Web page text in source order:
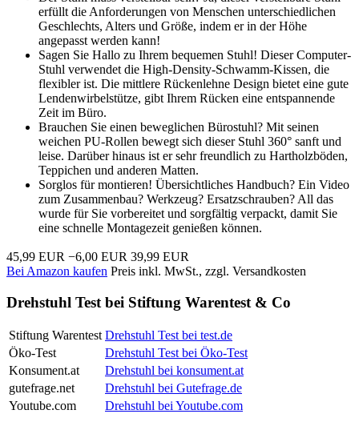
erfüllt die Anforderungen von Menschen unterschiedlichen
Geschlechts, Alters und Größe, indem er in der Höhe
angepasst werden kann!
Sagen Sie Hallo zu Ihrem bequemen Stuhl! Dieser Computer-
Stuhl verwendet die High-Density-Schwamm-Kissen, die
flexibler ist. Die mittlere Rückenlehne Design bietet eine gute
Lendenwirbelstütze, gibt Ihrem Rücken eine entspannende
Zeit im Büro.
Brauchen Sie einen beweglichen Bürostuhl? Mit seinen
weichen PU-Rollen bewegt sich dieser Stuhl 360° sanft und
leise. Darüber hinaus ist er sehr freundlich zu Hartholzböden,
Teppichen und anderen Matten.
Sorglos für montieren! Übersichtliches Handbuch? Ein Video
zum Zusammenbau? Werkzeug? Ersatzschrauben? All das
wurde für Sie vorbereitet und sorgfältig verpackt, damit Sie
eine schnelle Montagezeit genießen können.
45,99 EUR −6,00 EUR 39,99 EUR
Bei Amazon kaufen Preis inkl. MwSt., zzgl. Versandkosten
Drehstuhl Test bei Stiftung Warentest & Co
Stiftung Warentest Drehstuhl Test bei test.de
Öko-Test
Drehstuhl Test bei Öko-Test
Konsument.at
Drehstuhl bei konsument.at
gutefrage.net
Drehstuhl bei Gutefrage.de
Youtube.com
Drehstuhl bei Youtube.com